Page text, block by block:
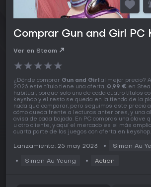
Comprar Gun and Girl PC
Ver en Steam
★★★★★
¿Dónde comprar Gun and Girl al mejor precio?
2026 este título tiene una oferta, 0,99 € en
habitual, porque solo uno de cada cuatro títulos
keyshop y el resto se queda en la tienda de la
nada que comparar, pero seguimos este precio
cómo queda frente a lecturas anteriores, y una
avisa de cada bajada. En PC compras una clave
u otro cliente, y aquí el mercado es el más
cuarta parte de los juegos con oferta en keyshop.
Lanzamiento: 25 may 2023 Simon Au
Simon Au Yeung Action